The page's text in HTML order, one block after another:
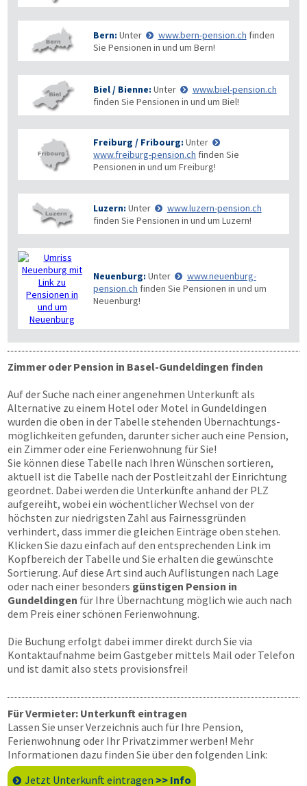
Bern: Unter www.bern-pension.ch finden
Sie Pensionen in und um Bern!
Biel / Bienne: Unter
www.biel-pension.ch
finden Sie Pensionen in und um Biel!
Freiburg / Fribourg: Unter
www.freiburg-pension.ch finden Sie
Pensionen in und um Freiburg!
Luzern: Unter
www.luzern-pension.ch
finden Sie Pensionen in und um Luzern!
Neuenburg: Unter
www.neuenburg-
pension.ch finden Sie Pensionen in und um
Neuenburg!
Zimmer oder Pension in Basel-Gundeldingen finden
Auf der Suche nach einer angenehmen Unterkunft als
Alternative zu einem Hotel oder Motel in Gundeldingen
wurden die oben in der Tabelle stehenden Übernachtungs­
möglichkeiten gefunden, darunter sicher auch eine Pension,
ein Zimmer oder eine Ferienwohnung für Sie!
Sie können diese Tabelle nach Ihren Wünschen sortieren,
aktuell ist die Tabelle nach der Postleitzahl der Einrichtung
geordnet. Dabei werden die Unterkünfte anhand der PLZ
aufgereiht, wobei ein wöchentlicher Wechsel von der
höchsten zur niedrigsten Zahl aus Fairnessgründen
verhindert, dass immer die gleichen Einträge oben stehen.
Klicken Sie dazu einfach auf den entsprechenden Link im
Kopfbereich der Tabelle und Sie erhalten die gewünschte
Sortierung. Auf diese Art sind auch Auflistungen nach Lage
oder nach einer besonders günstigen Pension in
Gundeldingen für Ihre Übernachtung möglich wie auch nach
dem Preis einer schönen Ferienwohnung.
Die Buchung erfolgt dabei immer direkt durch Sie via
Kontaktaufnahme beim Gastgeber mittels Mail oder Telefon
und ist damit also stets provisionsfrei!
Für Vermieter: Unterkunft eintragen
Lassen Sie unser Verzeichnis auch für Ihre Pension,
Ferienwohnung oder Ihr Privatzimmer werben! Mehr
Informationen dazu finden Sie über den folgenden Link:
Jetzt Unterkunft eintragen >> Info